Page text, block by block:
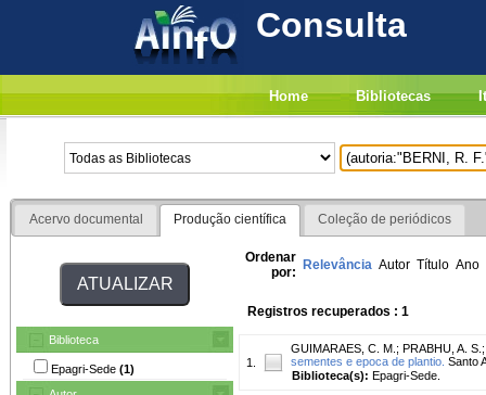
Consulta
Home Bibliotecas
Acervo documental Produção científica Coleção de periódicos
Biblioteca
Epagri-Sede (1)
Ordenar
por: Relevância Autor Título Ano
Registros recuperados : 1
1.
GUIMARAES, C. M. ; PRABHU, A. S.
sementes e epoca de plantio. Santo
Biblioteca(s): Epagri-Sede.